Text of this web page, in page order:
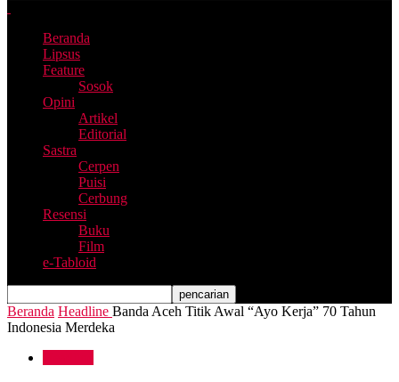
Beranda
Lipsus
Feature
Sosok
Opini
Artikel
Editorial
Sastra
Cerpen
Puisi
Cerbung
Resensi
Buku
Film
e-Tabloid
Beranda Headline Banda Aceh Titik Awal “Ayo Kerja” 70 Tahun
Indonesia Merdeka